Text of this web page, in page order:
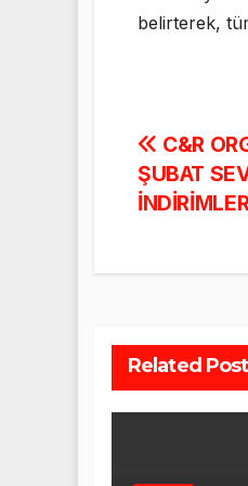
belirterek,
Yazı
C&R
ŞUBAT
Related Post